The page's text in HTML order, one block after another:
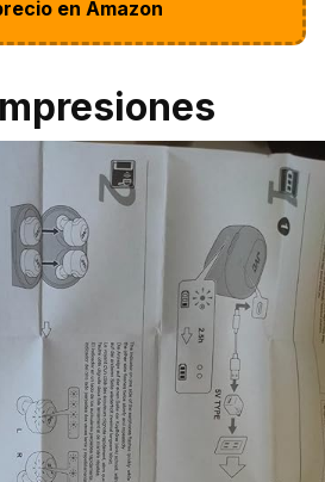
en Amazon